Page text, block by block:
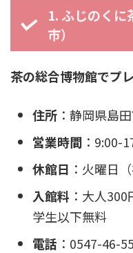
1. ふじのくに
市）
茶の総合博物館でプ
住所 ：静岡県島
営業時間 ：9:00-
休館日 ：火曜日
入館料 ：大人
学生以下無料
電話 ：0547-46-